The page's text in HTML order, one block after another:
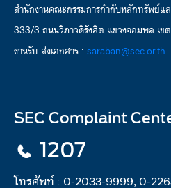
สำนักงานคณะกรรมการกำกับหลักทรัพย์
333/3 ถนนวิภาวดีรังสิต แขวงจอมพล เข
งานรับ-ส่งเอกสาร : saraban@sec.or.th
SEC Complaint
1207
โทรศัพท์ : 0-2033-9999, 0-